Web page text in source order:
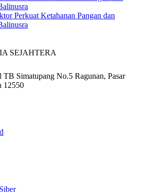
Perkuat Ketahanan Pangan dan
SEJAHTERA
Simatupang No.5 Ragunan, Pasar
12550